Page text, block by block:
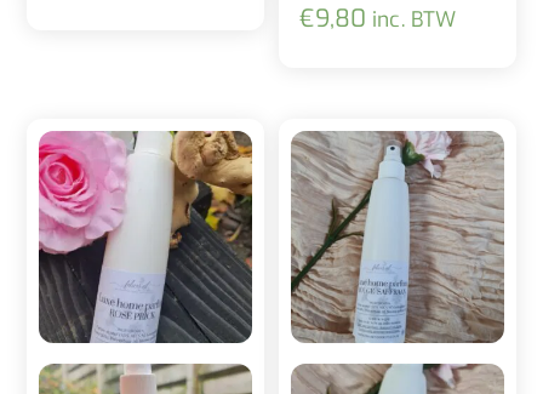
€9,80 inc. BTW